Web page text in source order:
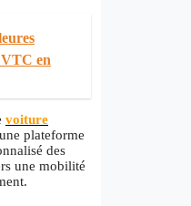
en
voiture
plateforme
des
une mobilité